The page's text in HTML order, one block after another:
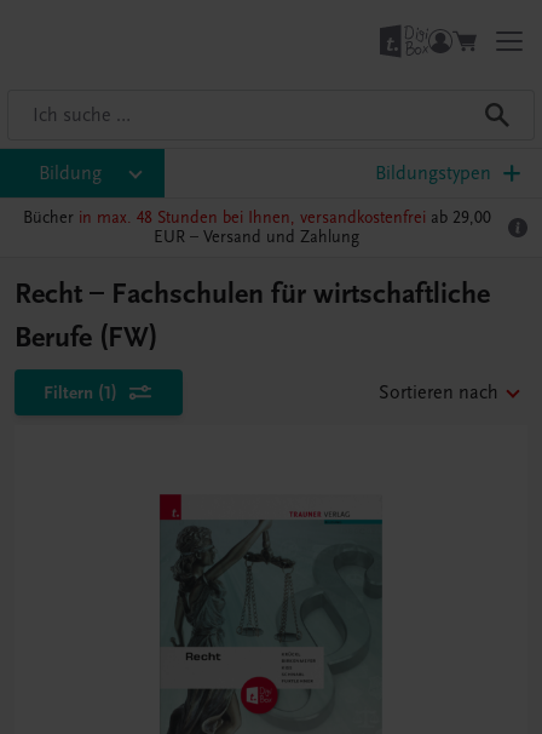
Bildung Bildungstypen
Bücher in max. 48 Stunden bei Ihnen, versandkostenfrei ab 29,00
EUR – Versand und Zahlung
Recht – Fachschulen für wirtschaftliche
Berufe (FW)
Filtern (1) Sortieren nach